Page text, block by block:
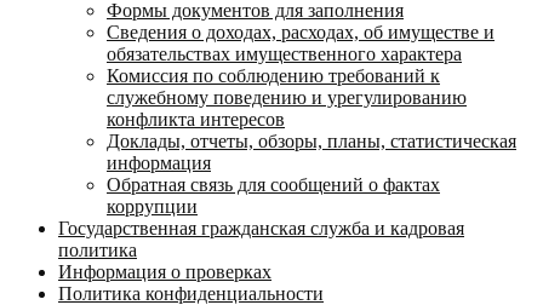
Формы документов для заполнения
Сведения о доходах, расходах, об имуществе и
обязательствах имущественного характера
Комиссия по соблюдению требований к
служебному поведению и урегулированию
конфликта интересов
Доклады, отчеты, обзоры, планы, статистическая
информация
Обратная связь для сообщений о фактах
коррупции
Государственная гражданская служба и кадровая
политика
Информация о проверках
Политика конфиденциальности